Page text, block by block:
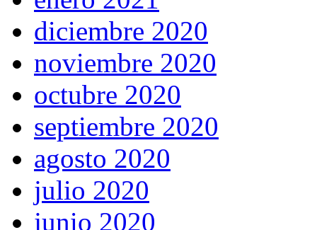
diciembre 2020
noviembre 2020
octubre 2020
septiembre 2020
agosto 2020
julio 2020
junio 2020